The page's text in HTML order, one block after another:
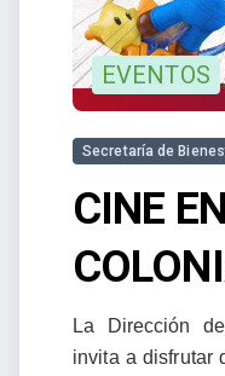
EVENTOS
Secretaría de
CINE
La Dirección
invita a disfrutar